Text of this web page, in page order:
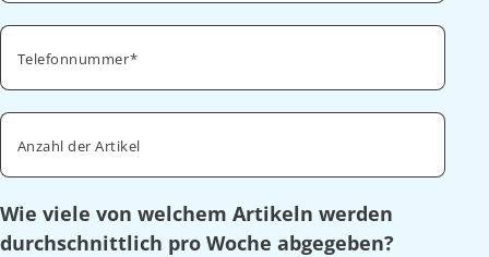
Telefonnummer
Anzahl der Artikel
Wie viele von welchem Artikeln werden
durchschnittlich pro Woche abgegeben?